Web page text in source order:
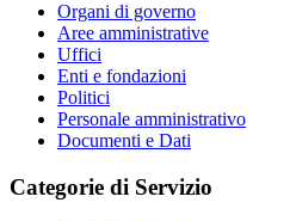
Organi di governo
Aree amministrative
Uffici
Enti e fondazioni
Politici
Personale amministrativo
Documenti e Dati
Categorie di Servizio